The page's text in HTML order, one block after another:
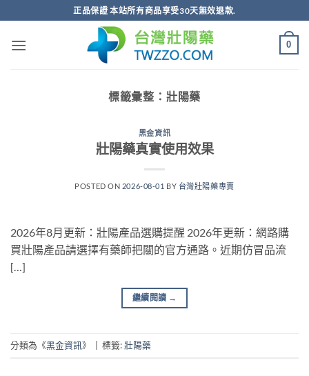
轉
正品保證 本站所有商品享受30天無效退款.
0
標籤彙整： 壯陽藥
黑金資訊
壯陽藥真實使用效果
POSTED ON 2026-08-01 BY 台灣壯陽藥專賣
2026年8月更新：壯陽產品選購提醒 2026年更新：網路購
買壯陽產品請選擇有藥師把關的官方通路。近期仿冒品流
[…]
繼續閱讀 →
分類為《黑金資訊》 標籤:壯陽藥